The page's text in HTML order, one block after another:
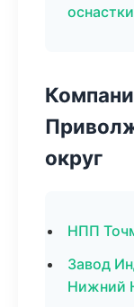
округ
НПП
Завод
Нижний